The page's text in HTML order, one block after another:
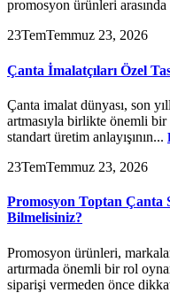
promosyon ürünleri arasında
23TemTemmuz 23, 2026
Çanta İmalatçıları Özel
Çanta imalat dünyası, son
artmasıyla birlikte önemli bir
standart üretim anlayışının...
23TemTemmuz 23, 2026
Promosyon Toptan Çanta
Bilmelisiniz?
Promosyon ürünleri,
artırmada önemli bir rol
siparişi vermeden önce